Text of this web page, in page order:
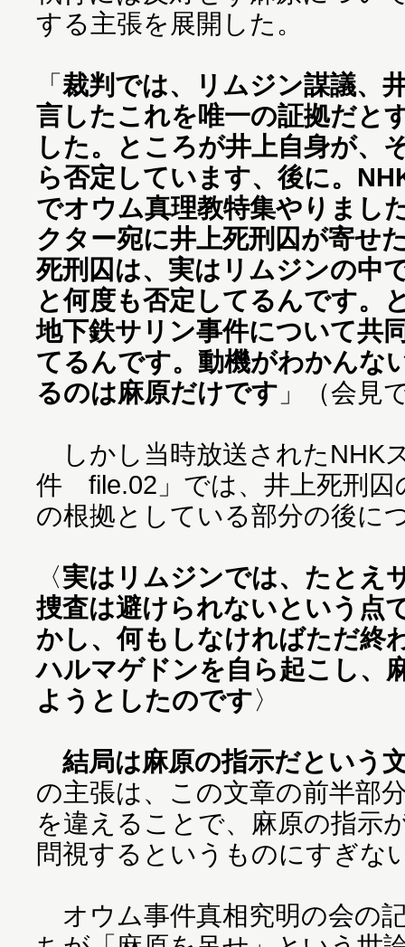
する主張を展開した。
「裁判では、リムジン謀議、
言したこれを唯一の証拠だと
した。ところが井上自身が、
ら否定しています、後に。
でオウム真理教特集やりまし
クター宛に井上死刑囚が寄せ
死刑囚は、実はリムジンの中
と何度も否定してるんです。
地下鉄サリン事件について共
てるんです。動機がわかんな
るのは麻原だけです 」（会見
しかし当時放送されたNHK
件 file.02」では、井上死刑囚
の根拠としている部分の後に
〈実はリムジンでは、たとえ
捜査は避けられないという点
かし、何もしなければただ終
ハルマゲドンを自ら起こし、
ようとしたのです〉
結局は麻原の指示だという
の主張は、この文章の前半部
を違えることで、麻原の指示
問視するというものにすぎな
オウム事件真相究明の会の